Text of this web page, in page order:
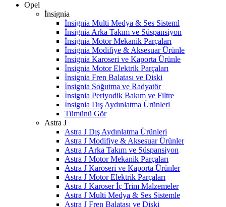
Opel
İnsignia
İnsignia Multi Medya & Ses Sisteml
İnsignia Arka Takım ve Süspansiyon
İnsignia Motor Mekanik Parçaları
İnsignia Modifiye & Aksesuar Ürünle
İnsignia Karoseri ve Kaporta Ürünle
İnsignia Motor Elektrik Parçaları
İnsignia Fren Balatası ve Diski
İnsignia Soğutma ve Radyatör
İnsignia Periyodik Bakım ve Filtre
İnsignia Dış Aydınlatma Ürünleri
Tümünü Gör
Astra J
Astra J Dış Aydınlatma Ürünleri
Astra J Modifiye & Aksesuar Ürünler
Astra J Arka Takım ve Süspansiyon
Astra J Motor Mekanik Parçaları
Astra J Karoseri ve Kaporta Ürünler
Astra J Motor Elektrik Parçaları
Astra J Karoser İç Trim Malzemeler
Astra J Multi Medya & Ses Sistemle
Astra J Fren Balatası ve Diski